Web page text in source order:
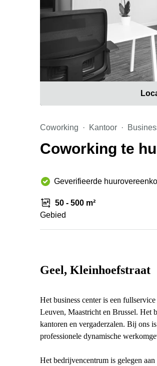
Coworking Kantoor
Coworking te
Geverifieerde
50 - 500 m²
Gebied
Geel, Kleinhoefstraat
Het business center is een
Leuven, Maastricht en Brussel. Het
kantoren en vergaderzalen. Bij ons
professionele dynamische
Het bedrijvencentrum is gelegen